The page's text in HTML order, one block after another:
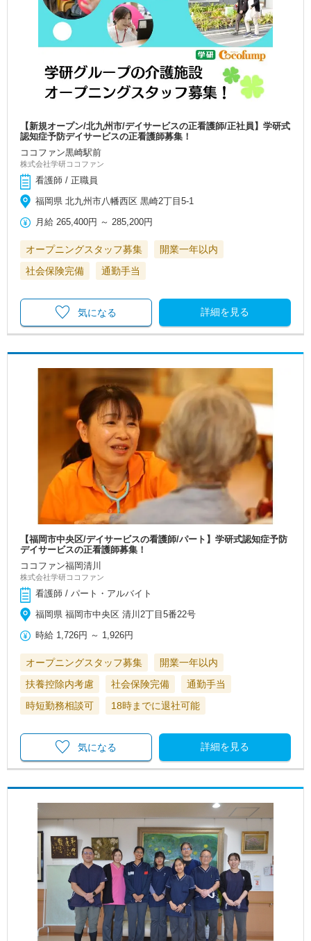
【新規オープン/北九州市/デイサービスの正看護師/正社員】学研式
認知症予防デイサービスの正看護師募集！
ココファン黒崎駅前
株式会社学研ココファン
看護師 / 正職員
福岡県 北九州市八幡西区 黒崎2丁目5-1
月給 265,400円 ～ 285,200円
オープニングスタッフ募集
開業一年以内
社会保険完備
通勤手当
詳細を見る
気になる
【福岡市中央区/デイサービスの看護師/パート】学研式認知症予防
デイサービスの正看護師募集！
ココファン福岡清川
株式会社学研ココファン
看護師 / パート・アルバイト
福岡県 福岡市中央区 清川2丁目5番22号
時給 1,726円 ～ 1,926円
オープニングスタッフ募集
開業一年以内
扶養控除内考慮
社会保険完備
通勤手当
時短勤務相談可
18時までに退社可能
詳細を見る
気になる